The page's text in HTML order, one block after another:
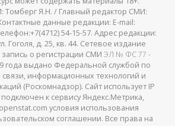
Томберг Я.Н. / Главный редактор СМИ:
данные редакции: E-mail:
54-15-57. Адрес редакции:
Гоголя, д. 25, кв. 44. Сетевое издание
о регистрации СМИ ЭЛ № ФС 77 -
года выдано Федеральной службой по
связи, информационных технологий и
(Роскомнадзор). Сайт использует IP
к сервису Яндекс.Метрика,
условия использования
соглашении. Все права на